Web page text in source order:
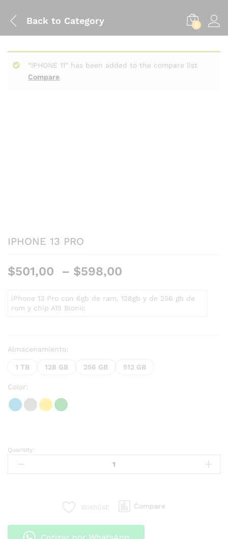
Back to Category 0
Compare
“IPHONE 11” has been added to the compare list
IPHONE 13 PRO
$501,00 – $598,00
iPhone 13 Pro con 6gb de ram, 128gb y de 256 gb de
rom y chip A15 Bionic
Almacenamiento:
1 TB 128 GB 256 GB 512 GB
Color:
Quantity:
Wishlist Compare